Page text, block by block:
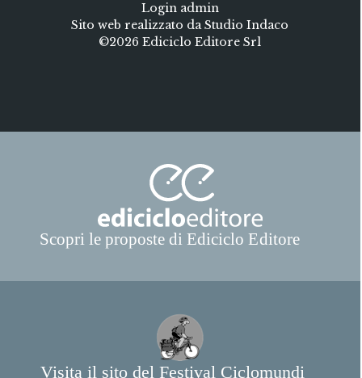
Login admin
Sito web realizzato da Studio Indaco
©2026 Ediciclo Editore Srl